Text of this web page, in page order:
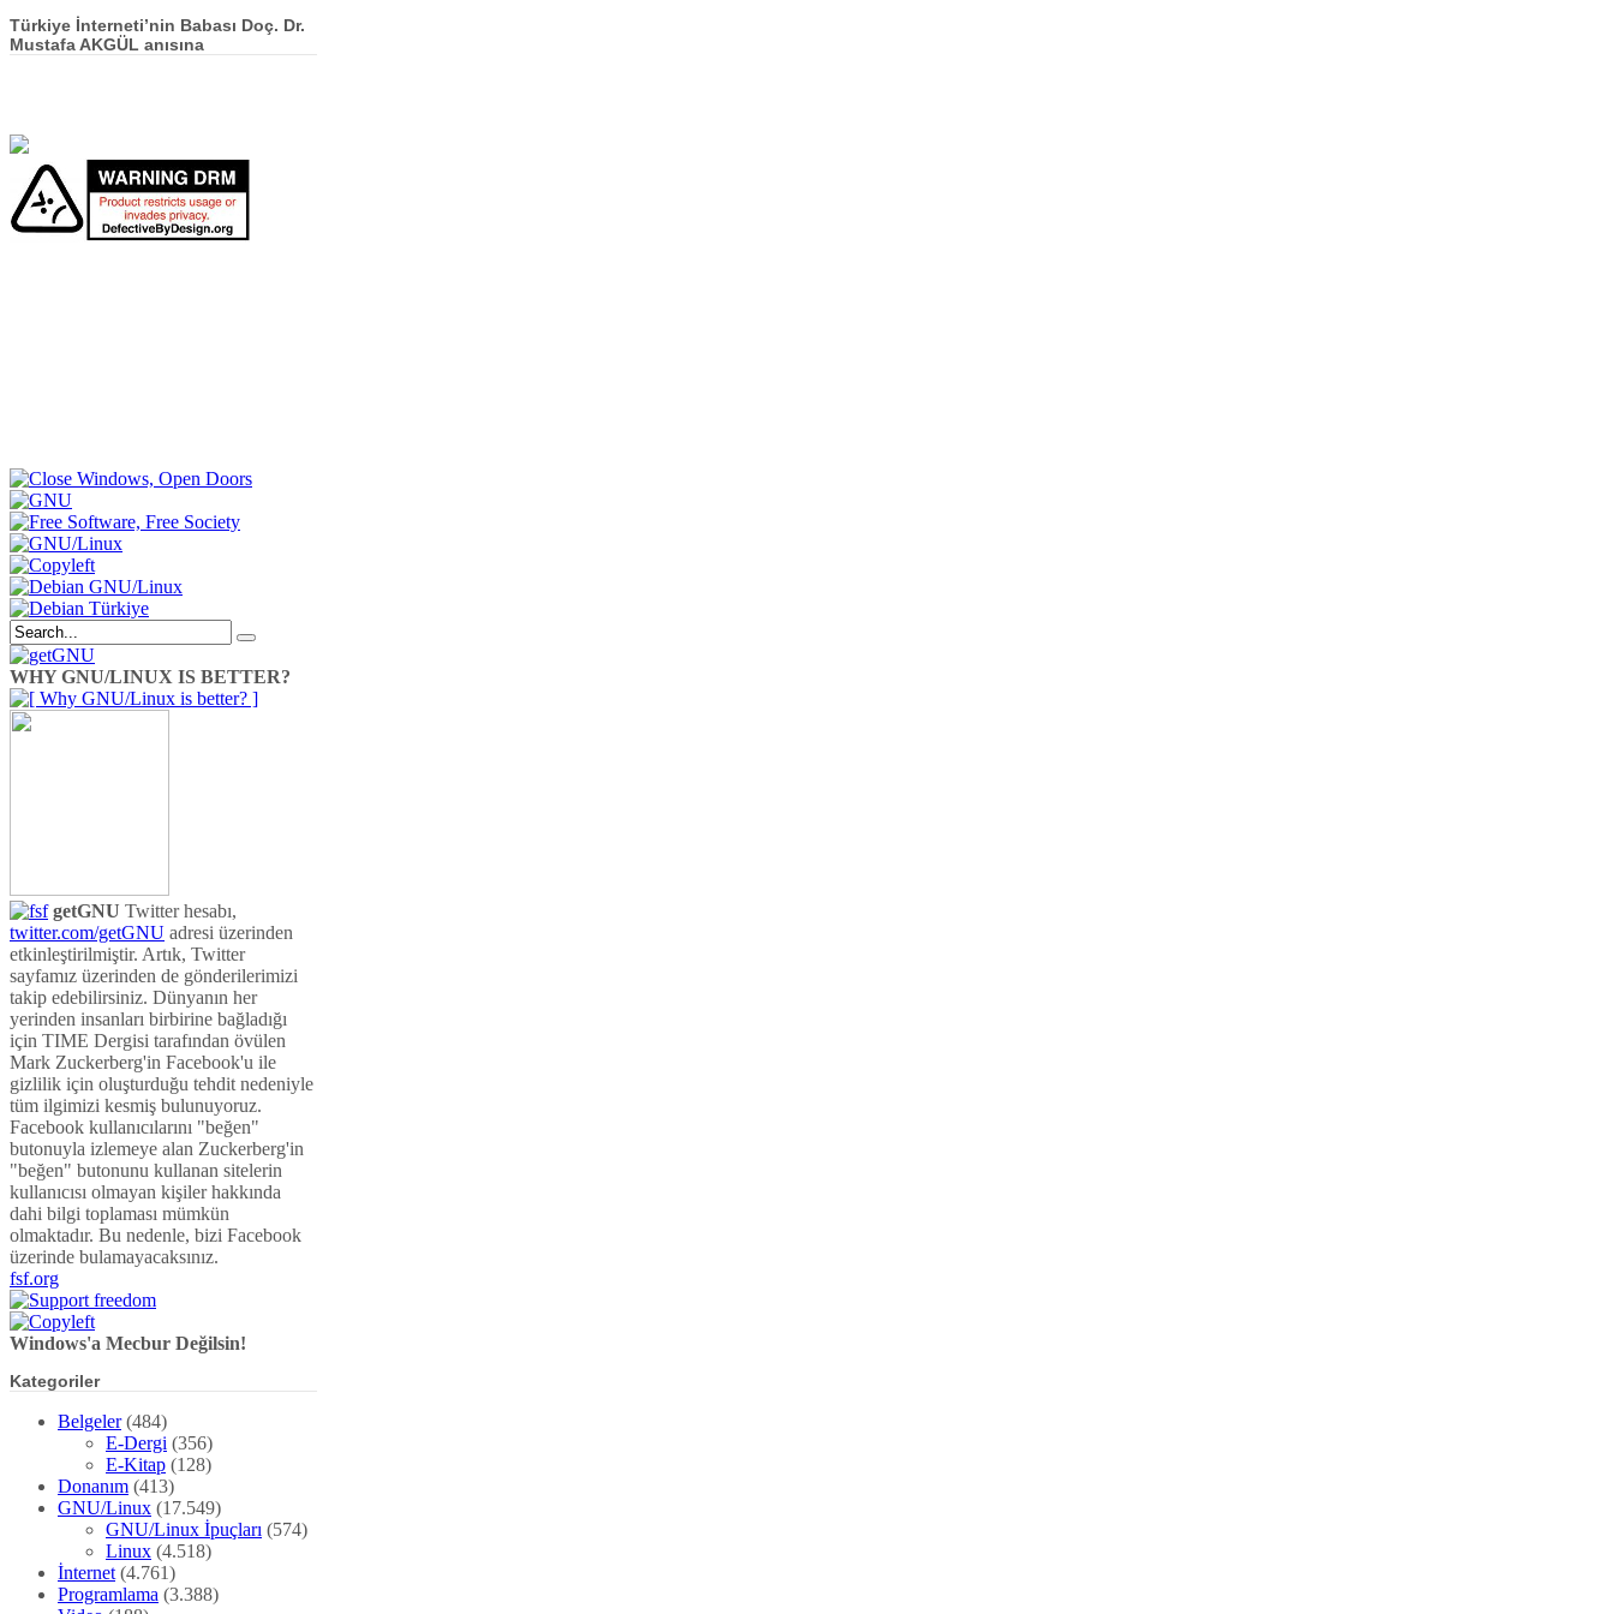
Türkiye İnterneti’nin Babası Doç. Dr.
Mustafa AKGÜL anısına
WHY GNU/LINUX IS BETTER?
getGNU Twitter hesabı,
twitter.com/getGNU adresi üzerinden
etkinleştirilmiştir. Artık, Twitter
sayfamız üzerinden de gönderilerimizi
takip edebilirsiniz. Dünyanın her
yerinden insanları birbirine bağladığı
için TIME Dergisi tarafından övülen
Mark Zuckerberg'in Facebook'u ile
gizlilik için oluşturduğu tehdit nedeniyle
tüm ilgimizi kesmiş bulunuyoruz.
Facebook kullanıcılarını "beğen"
butonuyla izlemeye alan Zuckerberg'in
"beğen" butonunu kullanan sitelerin
kullanıcısı olmayan kişiler hakkında
dahi bilgi toplaması mümkün
olmaktadır. Bu nedenle, bizi Facebook
üzerinde bulamayacaksınız.
fsf.org
Windows'a Mecbur Değilsin!
Kategoriler
Belgeler(484)
E-Dergi (356)
E-Kitap (128)
Donanım (413)
GNU/Linux (17.549)
GNU/Linux İpuçları (574)
Linux (4.518)
İnternet (4.761)
Programlama (3.388)